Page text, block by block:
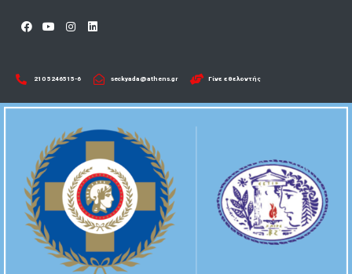
210 5246515-6​ seckyada@athens.gr Γίνε εθελοντής